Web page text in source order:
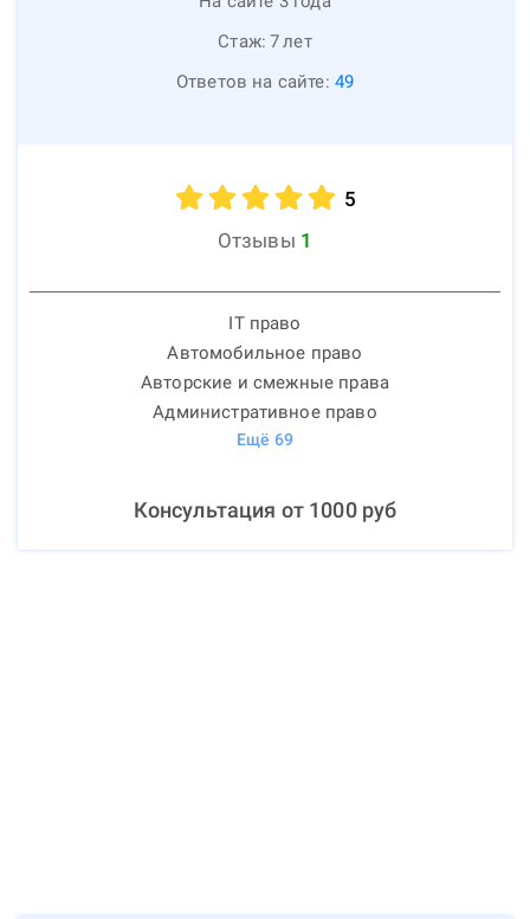
Стаж: 7лет
Ответов на сайте: 49
5
Отзывы 1
IT право
Автомобильное право
Авторские и смежные права
Административное право
Ещё 69
Консультация от 1000руб